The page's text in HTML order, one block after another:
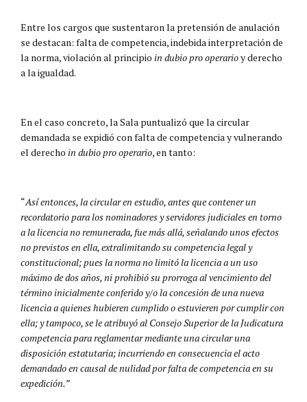
Entre los cargos que sustentaron la pretensión de anulación
se destacan: falta de competencia, indebida interpretación de
la norma, violación al principio in dubio pro operarioy derecho
a la igualdad.
En el caso concreto, la Sala puntualizó que la circular
demandada se expidió con falta de competencia y vulnerando
el derecho in dubio pro operario, en tanto:
“Así entonces, la circular en estudio, antes que contener un
recordatorio para los nominadores y servidores judiciales en torno
a la licencia no remunerada, fue más allá, señalando unos efectos
no previstos en ella, extralimitando su competencia legal y
constitucional; pues la norma no limitó la licencia a un uso
máximo de dos años, ni prohibió su prorroga al vencimiento del
término inicialmente conferido y/o la concesión de una nueva
licencia a quienes hubieren cumplido o estuvieren por cumplir con
ella; y tampoco, se le atribuyó al Consejo Superior de la Judicatura
competencia para reglamentar mediante una circular una
disposición estatutaria; incurriendo en consecuencia el acto
demandado en causal de nulidad por falta de competencia en su
expedición.”